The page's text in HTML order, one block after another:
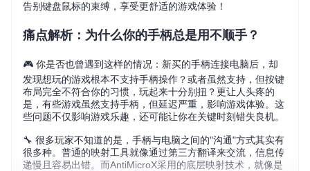
告别键盘鼠标的束缚，享受更舒适的游戏体验！
痛点解析：为什么你的手柄总是用不顺手？
🎮 你是否也曾遇到这样的情况：新买的手柄连接电脑后，却
发现想玩的游戏根本不支持手柄操作？或者虽然支持，但按键
布局完全不符合你的习惯，玩起来十分别扭？更让人头疼的
是，有些游戏虽然支持手柄，但延迟严重，影响游戏体验。这
些问题不仅影响游戏乐趣，还可能让你在关键时刻错失良机。
🔧 很多玩家不知道的是，手柄与电脑之间的"沟通"方式其实有
很多种。普通的映射工具就像通过第三方翻译来交流，信息传
递慢且容易出错。而AntiMicroX采用的底层映射技术，就像是